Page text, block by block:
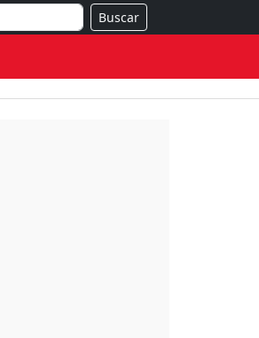
Buscar